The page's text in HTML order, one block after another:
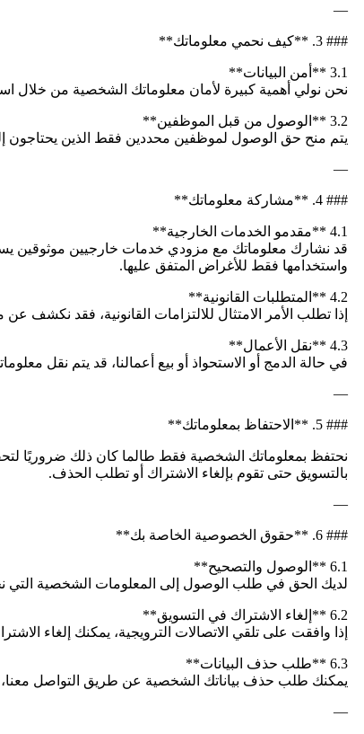
—
### 3. **كيف نحمي معلوماتك**
3.1 **أمن البيانات**
نحن نولي أهمية كبيرة لأمان معلوماتك الشخصية من خلال
3.2 **الوصول من قبل الموظفين**
يتم منح حق الوصول لموظفين محددين فقط الذين يحتاجون
—
### 4. **مشاركة معلوماتك**
4.1 **مقدمو الخدمات الخارجية**
قد نشارك معلوماتك مع مزودي خدمات خارجيين موثوقين
واستخدامها فقط للأغراض المتفق عليها.
4.2 **المتطلبات القانونية**
إذا تطلب الأمر الامتثال للالتزامات القانونية، فقد
4.3 **نقل الأعمال**
في حالة الدمج أو الاستحواذ أو بيع أعمالنا، قد يتم نقل
—
### 5. **الاحتفاظ بمعلوماتك**
نحتفظ بمعلوماتك الشخصية فقط طالما كان ذلك ضروريًا
بالتسويق حتى تقوم بإلغاء الاشتراك أو تطلب الحذف.
—
### 6. **حقوق الخصوصية الخاصة بك**
6.1 **الوصول والتصحيح**
لديك الحق في طلب الوصول إلى المعلومات الشخصية التي
6.2 **إلغاء الاشتراك في التسويق**
إذا وافقت على تلقي الاتصالات الترويجية، يمكنك إلغاء
6.3 **طلب حذف البيانات**
يمكنك طلب حذف بياناتك الشخصية عن طريق التواصل معنا،
—